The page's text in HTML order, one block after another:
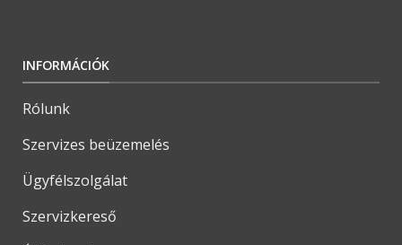
INFORMÁCIÓK
Rólunk
Szervizes beüzemelés
Ügyfélszolgálat
Szervizkereső